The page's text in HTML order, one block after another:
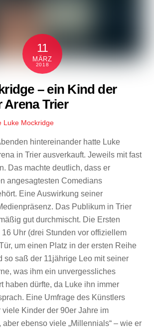
11
MÄRZ
2018
– ein Kind der
Arena Trier
Luke Mockridge
hintereinander hatte Luke
in Trier ausverkauft. Jeweils mit fast
Das machte deutlich, dass er
angesagtesten Comedians
Eine Auswirkung seiner
Das Publikum in Trier
gut durchmischt. Die Ersten
Uhr (drei Stunden vor offiziellem
um einen Platz in der ersten Reihe
so saß der 11jährige Leo mit seiner
was ihm ein unvergessliches
haben dürfte, da Luke ihn immer
Eine Umfrage des Künstlers
viele Kinder der 90er Jahre im
aber ebenso viele „Millennials“ – wie er